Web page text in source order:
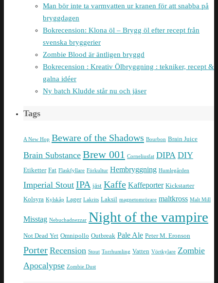
Man bör inte ta varmvatten ur kranen för att snabba på
bryggdagen
Bokrecension: Klona öl – Brygg öl efter recept från
svenska bryggerier
Zombie Blood är äntligen bryggd
Bokrecension : Kreativ Ölbryggning : tekniker, recept &
galna idéer
Ny batch Kludde står nu och jäser
Tags
A New Hop Beware of the Shadows Bourbon Brain Juice
Brain Substance Brew 001 Corneliusfat DIPA DIY
Etiketter Fat Flaskfyllare Förkultur Hembryggning Humlegården
Imperial Stout IPA jäst Kaffe Kaffeporter Kickstarter
Kolsyra Kylskåp Lager Lakrits Laksil magnetomrörare maltkross Malt Mill
Misstag Nebuchadnezzar Night of the vampire
Not Dead Yet Omnipollo Outbreak Pale Ale Peter M. Eronson
Porter Recension Stout Torrhumling Vatten Vörtkylare Zombie
Apocalypse Zombie Dust